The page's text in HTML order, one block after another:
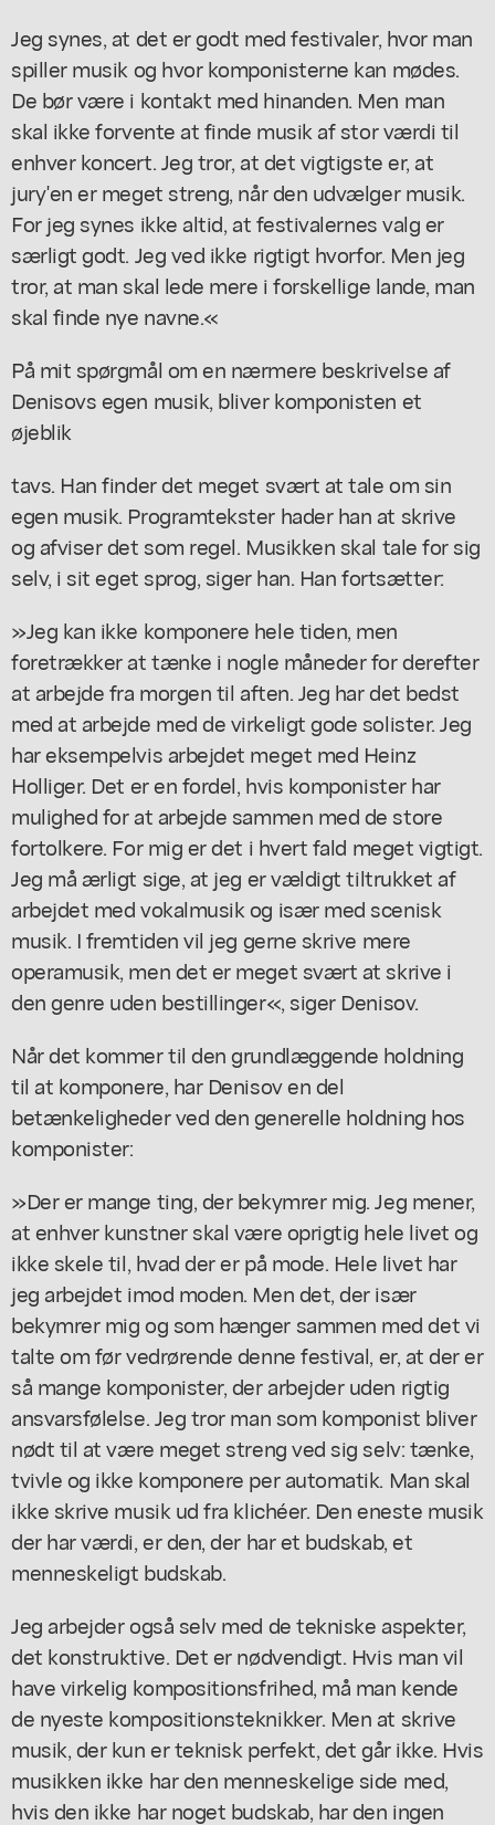
Jeg synes, at det er godt med festivaler, hvor man
spiller musik og hvor komponisterne kan mødes.
De bør være i kontakt med hinanden. Men man
skal ikke forvente at finde musik af stor værdi til
enhver koncert. Jeg tror, at det vigtigste er, at
jury'en er meget streng, når den udvælger musik.
For jeg synes ikke altid, at festivalernes valg er
særligt godt. Jeg ved ikke rigtigt hvorfor. Men jeg
tror, at man skal lede mere i forskellige lande, man
skal finde nye navne.«
På mit spørgmål om en nærmere beskrivelse af
Denisovs egen musik, bliver komponisten et
øjeblik
tavs. Han finder det meget svært at tale om sin
egen musik. Programtekster hader han at skrive
og afviser det som regel. Musikken skal tale for sig
selv, i sit eget sprog, siger han. Han fortsætter:
»Jeg kan ikke komponere hele tiden, men
foretrækker at tænke i nogle måneder for derefter
at arbejde fra morgen til aften. Jeg har det bedst
med at arbejde med de virkeligt gode solister. Jeg
har eksempelvis arbejdet meget med Heinz
Holliger. Det er en fordel, hvis komponister har
mulighed for at arbejde sammen med de store
fortolkere. For mig er det i hvert fald meget vigtigt.
Jeg må ærligt sige, at jeg er vældigt tiltrukket af
arbejdet med vokalmusik og især med scenisk
musik. I fremtiden vil jeg gerne skrive mere
operamusik, men det er meget svært at skrive i
den genre uden bestillinger«, siger Denisov.
Når det kommer til den grundlæggende holdning
til at komponere, har Denisov en del
betænkeligheder ved den generelle holdning hos
komponister:
»Der er mange ting, der bekymrer mig. Jeg mener,
at enhver kunstner skal være oprigtig hele livet og
ikke skele til, hvad der er på mode. Hele livet har
jeg arbejdet imod moden. Men det, der især
bekymrer mig og som hænger sammen med det vi
talte om før vedrørende denne festival, er, at der er
så mange komponister, der arbejder uden rigtig
ansvarsfølelse. Jeg tror man som komponist bliver
nødt til at være meget streng ved sig selv: tænke,
tvivle og ikke komponere per automatik. Man skal
ikke skrive musik ud fra klichéer. Den eneste musik
der har værdi, er den, der har et budskab, et
menneskeligt budskab.
Jeg arbejder også selv med de tekniske aspekter,
det konstruktive. Det er nødvendigt. Hvis man vil
have virkelig kompositionsfrihed, må man kende
de nyeste kompositionsteknikker. Men at skrive
musik, der kun er teknisk perfekt, det går ikke. Hvis
musikken ikke har den menneskelige side med,
hvis den ikke har noget budskab, har den ingen